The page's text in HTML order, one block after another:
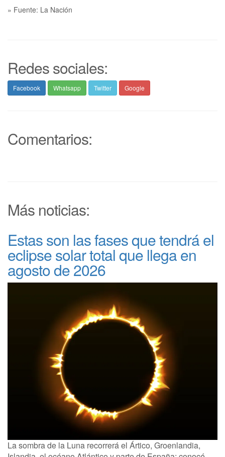
» Fuente: La Nación
Redes sociales:
Facebook Whatsapp Twitter Google
Comentarios:
Más noticias:
Estas son las fases que tendrá el
eclipse solar total que llega en
agosto de 2026
La sombra de la Luna recorrerá el Ártico, Groenlandia,